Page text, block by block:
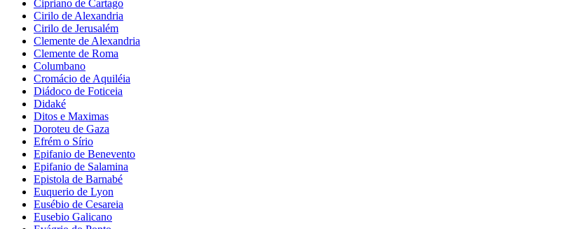
Cipriano de Cartago
Cirilo de Alexandria
Cirilo de Jerusalém
Clemente de Alexandria
Clemente de Roma
Columbano
Cromácio de Aquiléia
Diádoco de Foticeia
Didaké
Ditos e Maximas
Doroteu de Gaza
Efrém o Sírio
Epifanio de Benevento
Epifanio de Salamina
Epistola de Barnabé
Euquerio de Lyon
Eusébio de Cesareia
Eusebio Galicano